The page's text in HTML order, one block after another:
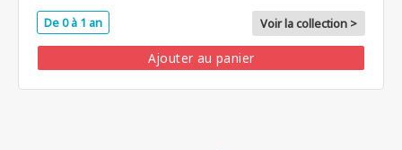
De 0 à 1 an Voir la collection >
Ajouter au panier